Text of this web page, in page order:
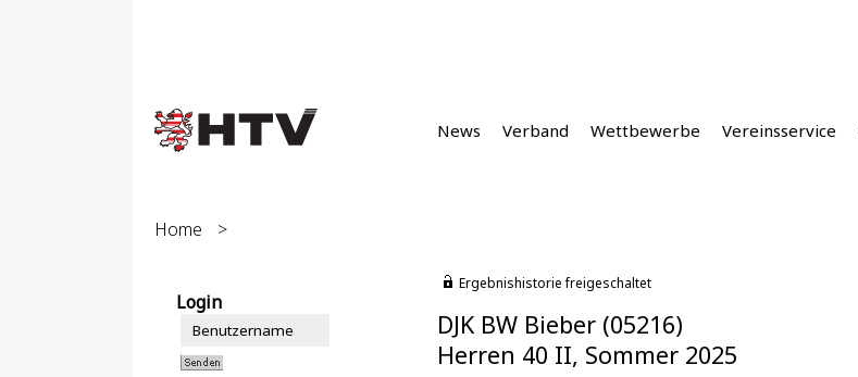
News Verband Wettbewerbe Vereinsservice
Home >
Login
Ergebnishistorie freigeschaltet
DJK BW Bieber (05216)
Herren 40 II, Sommer 2025